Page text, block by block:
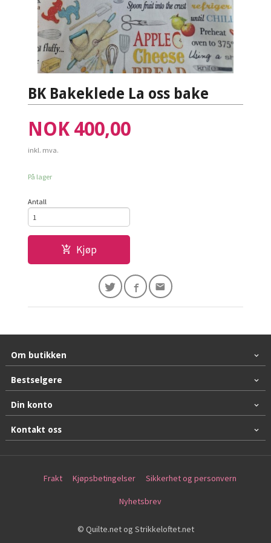
BK Bakeklede La oss bake
Pris
NOK 400,00
inkl. mva.
På lager
Antall
Kjøp
Om butikken
Bestselgere
Din konto
Kontakt oss
Frakt Kjøpsbetingelser Sikkerhet og personvern
Nyhetsbrev
© Quilte.net og Strikkeloftet.net